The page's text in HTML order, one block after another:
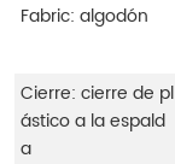
Fabric: algodón
Cierre: cierre de pl
ástico a la espald
a